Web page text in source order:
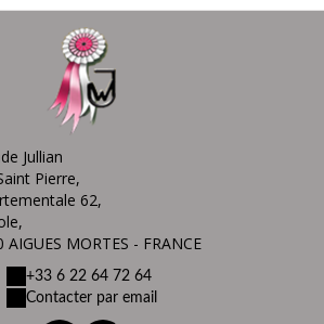
Jullian
Pierre,
62,
AIGUES MORTES - FRANCE
+33 6 22 64 72 64
Contacter par email